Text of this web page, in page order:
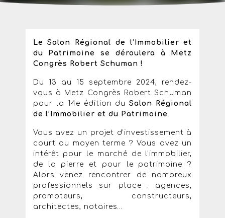
Le Salon Régional de l’Immobilier et
du Patrimoine se déroulera à Metz
Congrès Robert Schuman !
Du 13 au 15 septembre 2024, rendez-
vous à Metz Congrès Robert Schuman
pour la 14e édition duSalon Régional
de l’Immobilier et du Patrimoine
Vous avez un projet d’investissement à
court ou moyen terme ? Vous avez un
intérêt pour le marché de l’immobilier,
de la pierre et pour le patrimoine ?
Alors venez rencontrer de nombreux
professionnels sur place : agences,
promoteurs, constructeurs,
architectes, notaires…